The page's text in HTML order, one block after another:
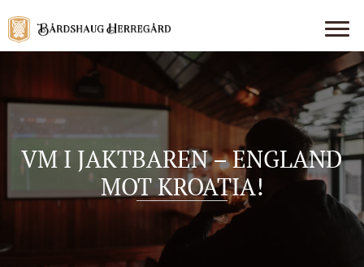
VM I JAKTBAREN – ENGLAND
MOT KROATIA!